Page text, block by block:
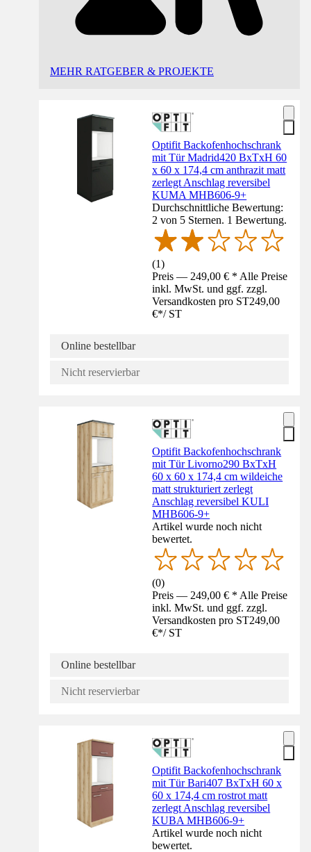
MEHR RATGEBER & PROJEKTE
Optifit Backofenhochschrank
mit Tür Madrid420 BxTxH 60
x 60 x 174,4 cm anthrazit matt
zerlegt Anschlag reversibel
KUMA MHB606-9+
Durchschnittliche Bewertung:
2 von 5 Sternen. 1 Bewertung.
(1)
Preis — 249,00 € * Alle Preise
inkl. MwSt. und ggf. zzgl.
Versandkosten pro ST249,00
€*/ ST
Online bestellbar
Nicht reservierbar
Optifit Backofenhochschrank
mit Tür Livorno290 BxTxH
60 x 60 x 174,4 cm wildeiche
matt strukturiert zerlegt
Anschlag reversibel KULI
MHB606-9+
Artikel wurde noch nicht
bewertet.
(0)
Preis — 249,00 € * Alle Preise
inkl. MwSt. und ggf. zzgl.
Versandkosten pro ST249,00
€*/ ST
Online bestellbar
Nicht reservierbar
Optifit Backofenhochschrank
mit Tür Bari407 BxTxH 60 x
60 x 174,4 cm rostrot matt
zerlegt Anschlag reversibel
KUBA MHB606-9+
Artikel wurde noch nicht
bewertet.